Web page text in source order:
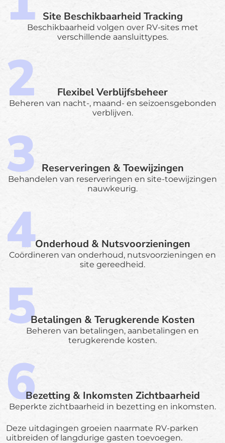
Site Beschikbaarheid Tracking
Beschikbaarheid volgen over RV-sites met
verschillende aansluittypes.
Flexibel Verblijfsbeheer
Beheren van nacht-, maand- en seizoensgebonden
verblijven.
Reserveringen & Toewijzingen
Behandelen van reserveringen en site-toewijzingen
nauwkeurig.
Onderhoud & Nutsvoorzieningen
Coördineren van onderhoud, nutsvoorzieningen en
site gereedheid.
Betalingen & Terugkerende Kosten
Beheren van betalingen, aanbetalingen en
terugkerende kosten.
Bezetting & Inkomsten Zichtbaarheid
Beperkte zichtbaarheid in bezetting en inkomsten.
Deze uitdagingen groeien naarmate RV-parken
uitbreiden of langdurige gasten toevoegen.